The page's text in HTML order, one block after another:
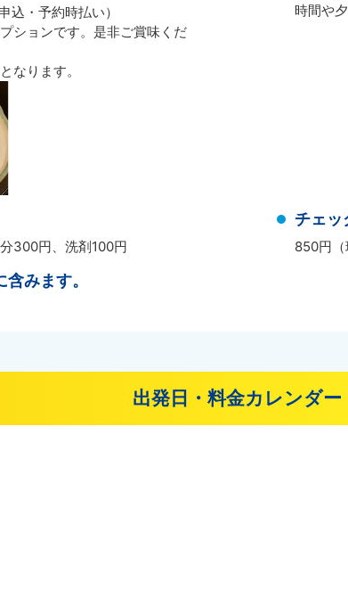
込・予約時払い）
ションです。是非ご賞味くだ
なります。
時間や
300円、洗剤100円
チェッ
850円（
みます。
出発日・料金カレンダー